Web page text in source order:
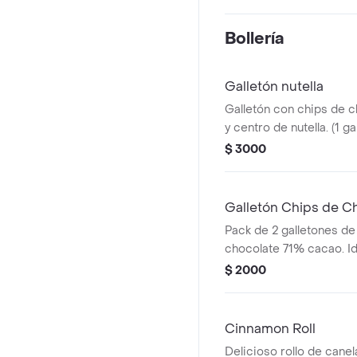
Bollería
Galletón nutella
Galletón con chips de
y centro de nutella. (1
$ 3000
Galletón Chips de
Pack de 2 galletones
chocolate 71% cacao.
sandwich helado.
$ 2000
Cinnamon Roll
Delicioso rollo de